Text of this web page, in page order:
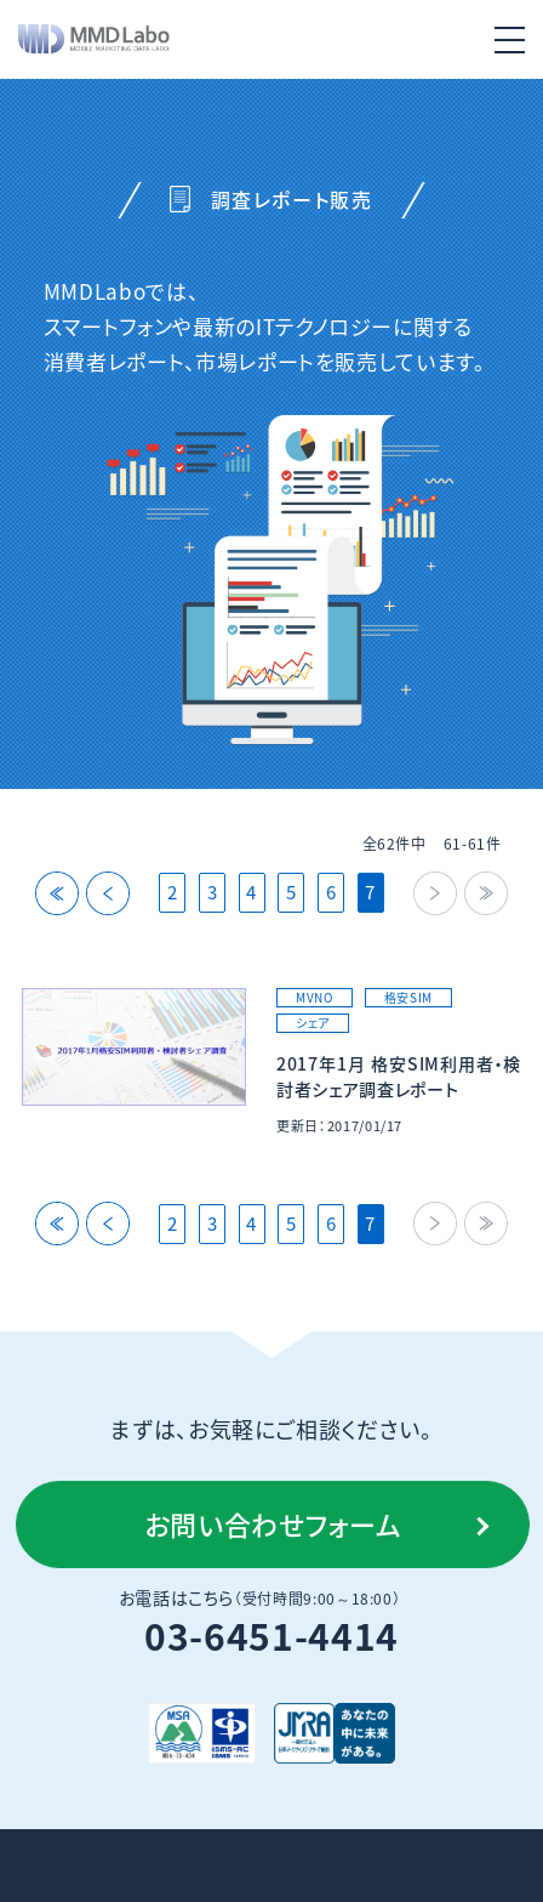
調査レポート販売
MMDLaboでは、
スマートフォンや最新のITテクノロジーに関する
消費者レポート、市場レポートを販売しています。
全62件中 61-61件
back back2 3 4 5 6 7 next last
MVNO
格安SIM
シェア
2017年1月 格安SIM利用者・検
討者シェア調査レポート
更新日：2017/01/17
back back2 3 4 5 6 7 next last
まずは、お気軽にご相談ください。
お問い合わせフォーム
お電話はこちら （受付時間9:00～18:00）
03-6451-4414